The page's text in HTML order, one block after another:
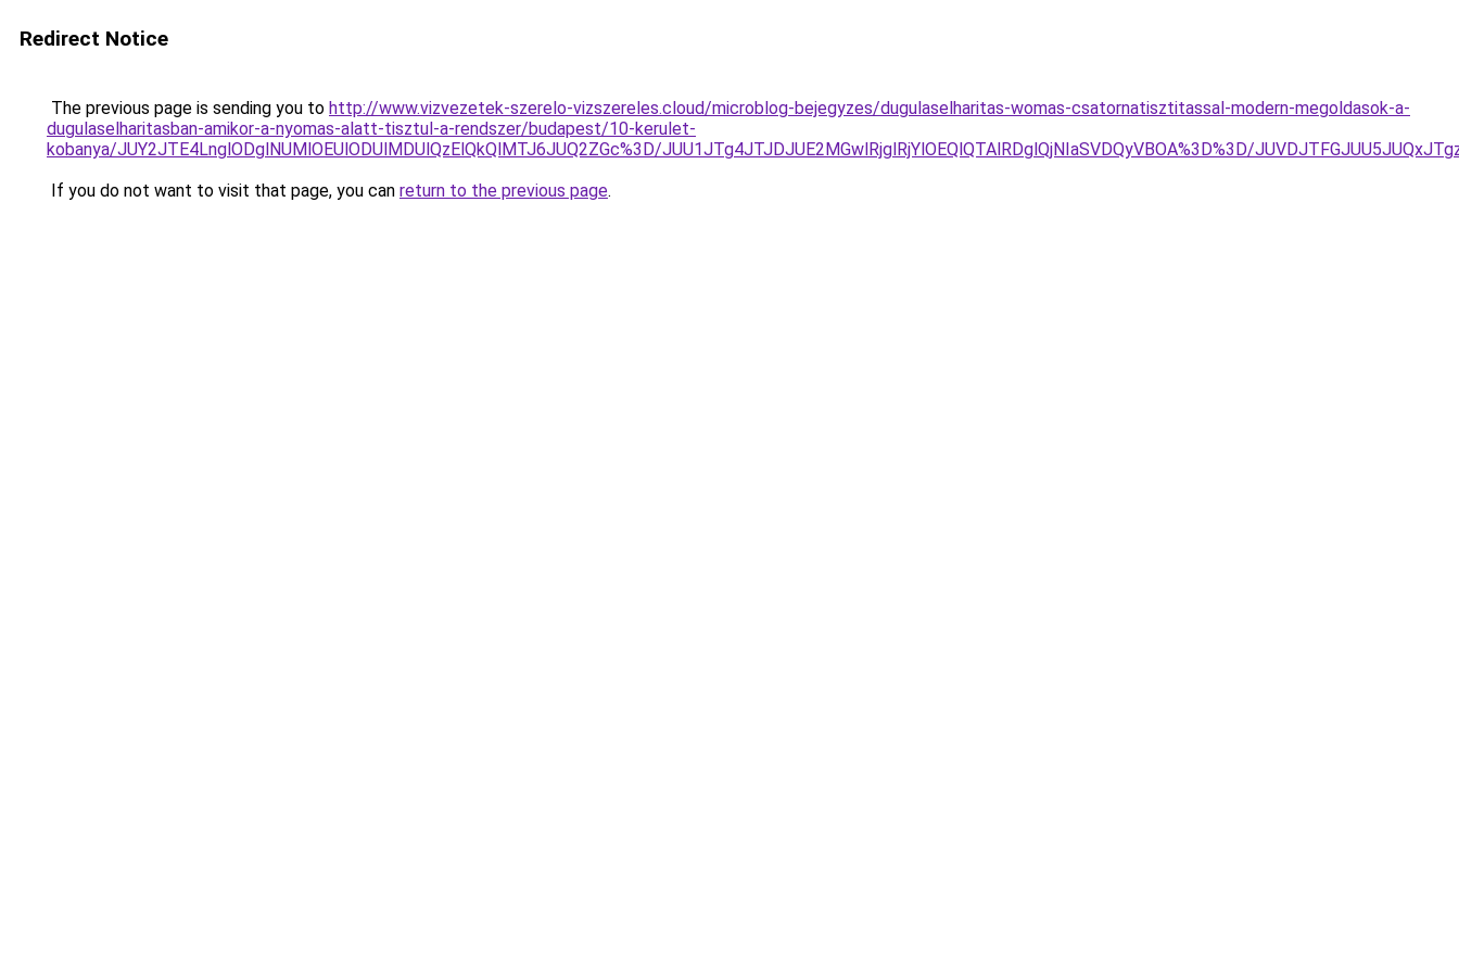
Redirect Notice
The previous page is sending you to http://www.vizvezetek-szerelo-vizszereles.cloud/microblog-bejegyzes/dugulaselharitas-womas-csatornatisztitassal-modern-megoldasok-a-
dugulaselharitasban-amikor-a-nyomas-alatt-tisztul-a-rendszer/budapest/10-kerulet-
kobanya/JUY2JTE4LnglODglNUMlOEUlODUlMDUlQzElQkQlMTJ6JUQ2ZGc%3D/JUU1JTg4JTJDJUE2MGwlRjglRjYlOEQlQTAlRDglQjNIaSVDQyVBOA%3D%3D/
If you do not want to visit that page, you can return to the previous page.